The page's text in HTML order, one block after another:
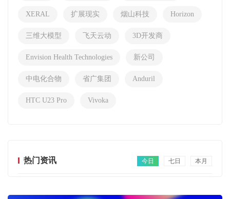
XERAL 扩展现实 烟山科技 Horizon
三维大模型 飞天云动 3D开发商
Envision Health Technologies 新公司
中电化合物 省广集团 Anduril
HTC U23 Pro Vivoka
热门资讯 今日 七日 本月